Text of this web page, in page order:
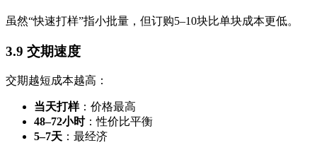
虽然“快速打样”指小批量，但订购5–10块比单块成本更低。
3.9 交期速度
交期越短成本越高：
当天打样：价格最高
48–72小时：性价比平衡
5–7天 ：最经济